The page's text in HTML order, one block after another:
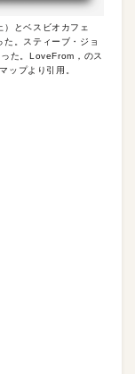
とベスビオカフェ
た。スティーブ・ジョ
た。LoveFrom，のス
ップより引用。